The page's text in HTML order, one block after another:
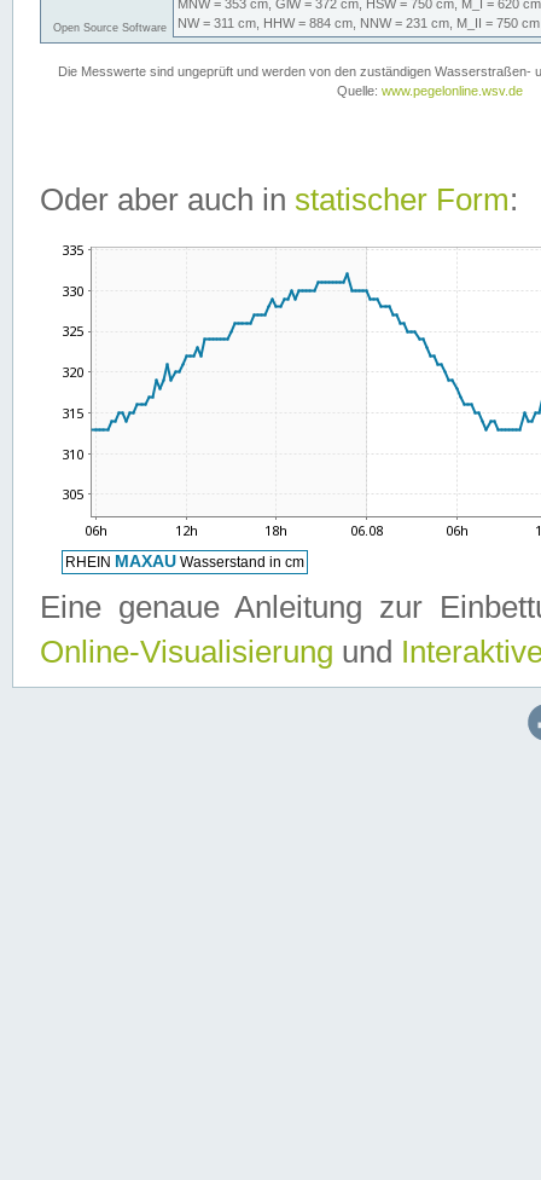
Oder aber auch in statischer Form:
Eine genaue Anleitung zur
Online-Visualisierung und